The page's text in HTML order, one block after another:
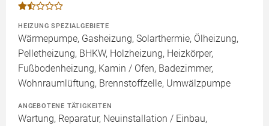
HEIZUNG SPEZIALGEBIETE
Wärmepumpe, Gasheizung, Solarthermie, Ölheizung,
Pelletheizung, BHKW, Holzheizung, Heizkörper,
Fußbodenheizung, Kamin / Ofen, Badezimmer,
Wohnraumlüftung, Brennstoffzelle, Umwälzpumpe
ANGEBOTENE TÄTIGKEITEN
Wartung, Reparatur, Neuinstallation / Einbau,